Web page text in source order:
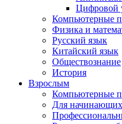
Цифровой
Компьютерные
Физика и
Русский язык
Китайский язык
Обществознание
История
Взрослым
Компьютерные
Для начинающих